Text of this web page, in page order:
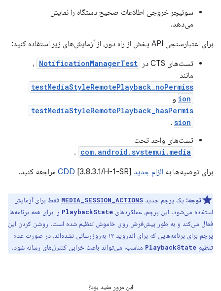
سوئیچر خروجی اطلاعات صحیح دستگاه را نمایش
می‌دهد.
برای اعتبارسنجی API پخش از راه دور، از آزمایش‌های زیر استفاده کنید:
تست‌های CTS در
NotificationManagerTest ،
مانند
testMediaStyleRemotePlayback_noPermiss
ion و
testMediaStyleRemotePlayback_hasPermis
sion
.
تست‌های واحد تحت
com.android.systemui.media
.
برای توصیه‌ها به الزام جدید CDD [3.8.3.1/H-1-SR] مراجعه کنید.
توجه: یک پرچم جدید MEDIA_SESSION_ACTIONS فقط برای آزمایش
استفاده می‌شود. این پرچم، عملکردهای PlaybackState را برای همه برنامه‌ها
فعال می‌کند و به طور پیش‌فرض روی خاموش تنظیم شده است. روشن کردن این
پرچم برای برنامه‌هایی که برای اندروید ۱۳ به‌روزرسانی نشده‌اند، در صورت عدم
تنظیم PlaybackState مناسب، می‌تواند باعث خرابی کنترل‌های رسانه شود.
این مرور مفید بود؟